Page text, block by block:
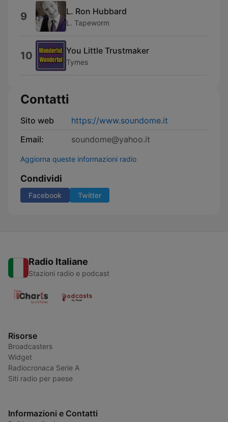
9 L. Ron Hubbard
L. Tapeworm
10 You Little Trustmaker
Tymes
Contatti
Sito web
https://www.soundome.it
Email:
soundome@yahoo.it
Aggiorna queste informazioni radio
Condividi
Facebook Twitter
Radio Italiane
Stazioni radio e podcast
Risorse
Broadcasters
Widget
Radiocronaca Serie A
Siti radio per paese
Informazioni e Contatti